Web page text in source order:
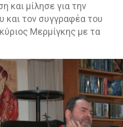
και μίλησε για την
και τον συγγραφέα του
Μερμίγκης με τα